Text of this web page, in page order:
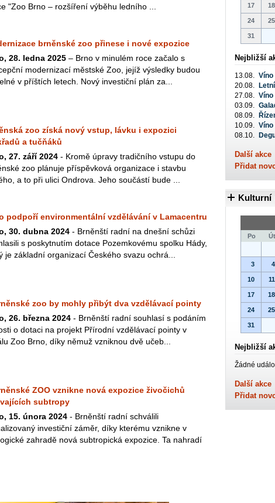
"Zoo Brno – rozšíření výběhu ledního ...
brněnské zoo přinese i nové expozice
28. ledna 2025 – Brno v minulém roce začalo s
modernizací městské Zoo, jejíž výsledky budou
v příštích letech. Nový investiční plán za...
zoo získá nový vstup, lávku i expozici
a tučňáků
27. září 2024 - Kromě úpravy tradičního vstupu do
zoo plánuje příspěvková organizace i stavbu
a to při ulici Ondrova. Jeho součástí bude ...
podpoří environmentální vzdělávání v Lamacentru
30. dubna 2024 - Brněnští radní na dnešní schůzi
s poskytnutím dotace Pozemkovému spolku Hády,
je základní organizací Českého svazu ochrá...
zoo by mohly přibýt dva vzdělávací pointy
26. března 2024 - Brněnští radní souhlasí s podáním
o dotaci na projekt Přírodní vzdělávací pointy v
Zoo Brno, díky němuž vzniknou dvě učeb...
ZOO vznikne nová expozice živočichů
subtropy
15. února 2024 - Brněnští radní schválili
investiční záměr, díky kterému vznikne v
zahradě nová subtropická expozice. Ta nahradí
17 18
24 25
31
Nejbližší
13.08. Víno
20.08.
27.08. Víno
03.09.
08.09.
10.09. Víno
08.10.
Další akce
Přidat
Kulturní
Po Út
3 4
10 11
17 18
24 25
31
Nejbližší
Žádné
Další akce
Přidat